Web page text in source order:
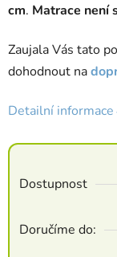
cm. Matrace není
Zaujala Vás tato
dohodnout na
Detailní
Dostupnost
Doručíme do: